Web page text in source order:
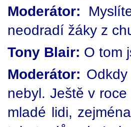
Moderátor:
neodradí žáky z
Tony Blair: O tom
Moderátor:
nebyl. Ještě v
mladé lidi,